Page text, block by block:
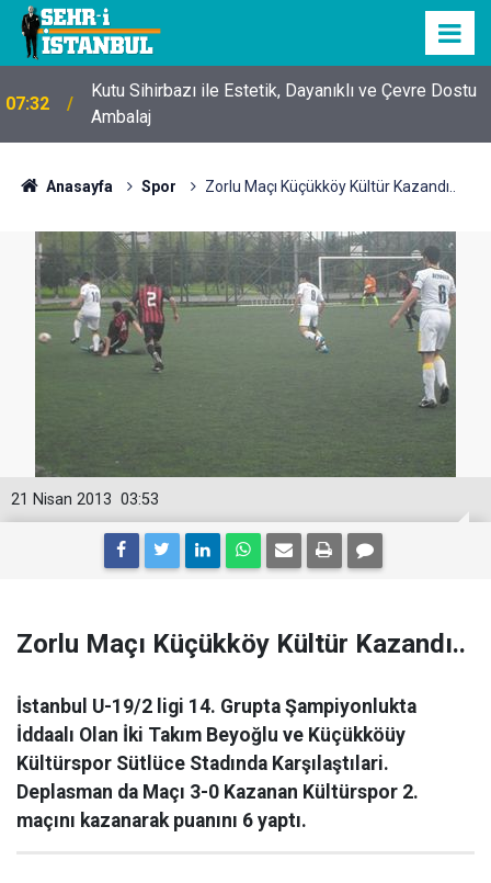
07:32
Kutu Sihirbazı ile Estetik, Dayanıklı ve Çevre Dostu
Ambalaj
Anasayfa Spor Zorlu Maçı Küçükköy Kültür Kazandı..
03:53
21 Nisan 2013
Zorlu Maçı Küçükköy Kültür Kazandı..
İstanbul U-19/2 ligi 14. Grupta Şampiyonlukta
İddaalı Olan İki Takım Beyoğlu ve Küçükköüy
Kültürspor Sütlüce Stadında Karşılaştılari.
Deplasman da Maçı 3-0 Kazanan Kültürspor 2.
maçını kazanarak puanını 6 yaptı.